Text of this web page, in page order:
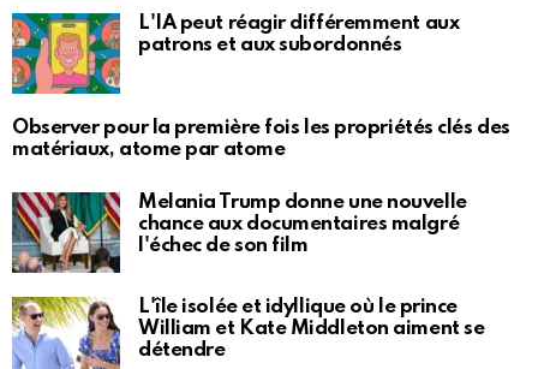
L'IA peut réagir différemment aux
patrons et aux subordonnés
Observer pour la première fois les propriétés clés des
matériaux, atome par atome
Melania Trump donne une nouvelle
chance aux documentaires malgré
l'échec de son film
L'île isolée et idyllique où le prince
William et Kate Middleton aiment se
détendre